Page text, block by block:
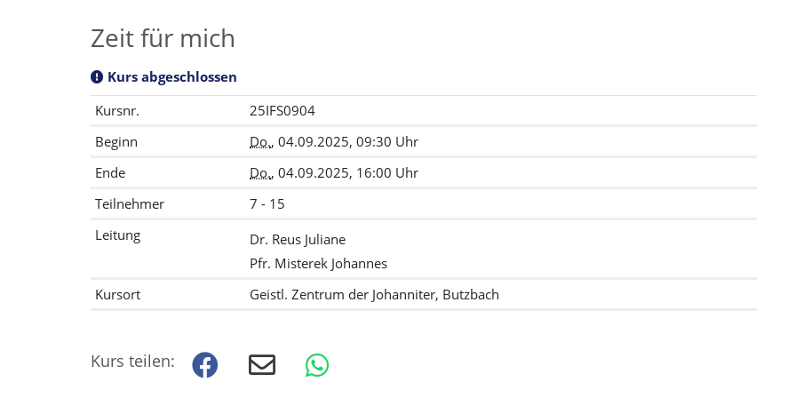
Zeit für mich
Kurs abgeschlossen
Kursnr.
25IFS0904
Beginn
Do., 04.09.2025, 09:30 Uhr
Ende
Do., 04.09.2025, 16:00 Uhr
Teilnehmer
7 - 15
Leitung
Dr. Reus Juliane
Pfr. Misterek Johannes
Kursort
Geistl. Zentrum der Johanniter, Butzbach
Kurs teilen: